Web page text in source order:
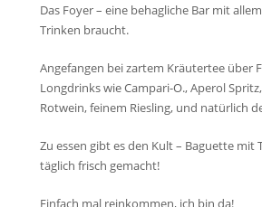
Das Foyer – eine behagliche Bar mit
Trinken braucht.
Angefangen bei zartem Kräutertee über
Longdrinks wie Campari-O., Aperol
Rotwein, feinem Riesling, und natürlich
Zu essen gibt es den Kult – Baguette mit
täglich frisch gemacht!
Einfach mal reinkommen, ich bin da!